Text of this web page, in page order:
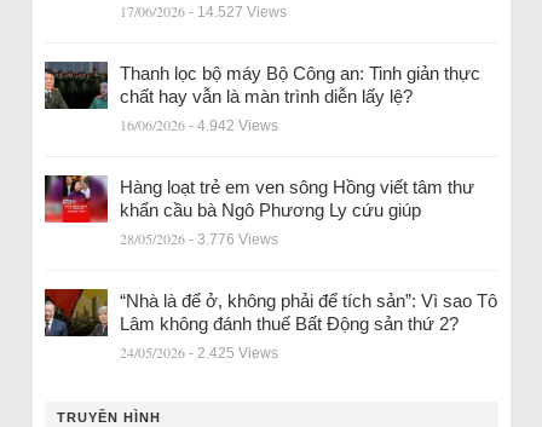
17/06/2026 - 14.527 Views
Thanh lọc bộ máy Bộ Công an: Tinh giản thực
chất hay vẫn là màn trình diễn lấy lệ?
16/06/2026 - 4.942 Views
Hàng loạt trẻ em ven sông Hồng viết tâm thư
khẩn cầu bà Ngô Phương Ly cứu giúp
28/05/2026 - 3.776 Views
“Nhà là để ở, không phải để tích sản”: Vì sao Tô
Lâm không đánh thuế Bất Động sản thứ 2?
24/05/2026 - 2.425 Views
TRUYỀN HÌNH